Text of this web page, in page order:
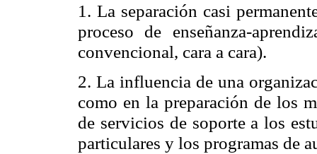
1. La separación casi
proceso de enseñanza-
convencional, cara a cara).
2. La influencia de una
como en la preparación de los
de servicios de soporte a los
particulares y los programas de